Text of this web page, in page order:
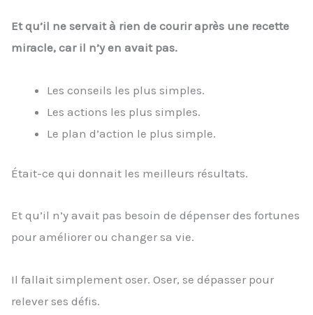
Et qu’il ne servait à rien de courir après une recette
miracle, car il n’y en avait pas.
Les conseils les plus simples.
Les actions les plus simples.
Le plan d’action le plus simple.
Était-ce qui donnait les meilleurs résultats.
Et qu’il n’y avait pas besoin de dépenser des fortunes
pour améliorer ou changer sa vie.
Il fallait simplement oser. Oser, se dépasser pour
relever ses défis.